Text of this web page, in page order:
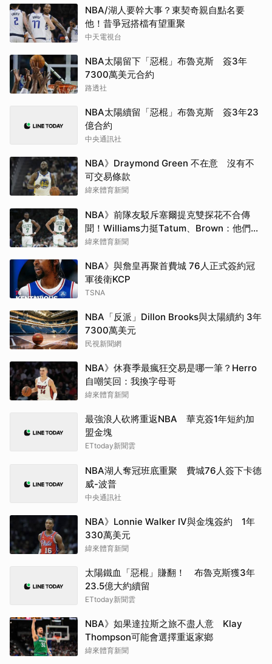
NBA/湖人要幹大事？東契奇親自點名要
他！昔爭冠搭檔有望重聚
中天電視台
NBA太陽留下「惡棍」布魯克斯 簽3年
7300萬美元合約
路透社
NBA太陽續留「惡棍」布魯克斯 簽3年23
億合約
中央通訊社
NBA》Draymond Green 不在意 沒有不
可交易條款
緯來體育新聞
NBA》前隊友駁斥塞爾提克雙探花不合傳
聞！Williams力挺Tatum、Brown：他們根
本不討厭彼此
緯來體育新聞
NBA》與詹皇再聚首費城 76人正式簽約冠
軍後衛KCP
TSNA
NBA「反派」Dillon Brooks與太陽續約 3年
7300萬美元
民視新聞網
NBA》休賽季最瘋狂交易是哪一筆？Herro
自嘲笑回：我換字母哥
緯來體育新聞
最強浪人砍將重返NBA 華克簽1年短約加
盟金塊
ETtoday新聞雲
NBA湖人奪冠班底重聚 費城76人簽下卡德
威-波普
中央通訊社
NBA》Lonnie Walker IV與金塊簽約 1年
330萬美元
緯來體育新聞
太陽鐵血「惡棍」賺翻！ 布魯克斯獲3年
23.5億大約續留
ETtoday新聞雲
NBA》如果達拉斯之旅不盡人意 Klay
Thompson可能會選擇重返家鄉
緯來體育新聞